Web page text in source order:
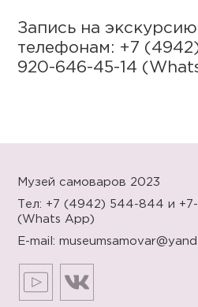
Запись на
телефонам: +7
920-646-45-14
Музей самоваров 2023
Тел: +7 (4942) 544-844 и
(Whats App)
E-mail: